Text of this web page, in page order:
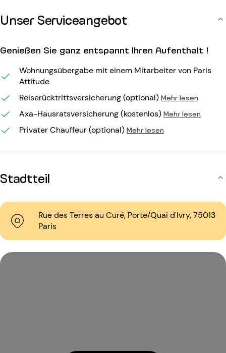
Unser Serviceangebot
Genießen Sie ganz entspannt Ihren Aufenthalt !
Wohnungsübergabe mit einem Mitarbeiter von Paris
Attitude
Reiserücktrittsversicherung (optional) Mehr lesen
Axa-Hausratsversicherung (kostenlos) Mehr lesen
Privater Chauffeur (optional) Mehr lesen
Stadtteil
Rue des Terres au Curé, Porte/Quai d'Ivry, 75013
Paris